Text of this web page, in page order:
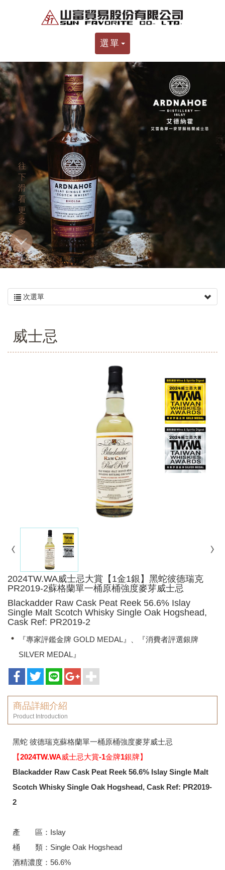
選單
往
下
滑
看
更
多
次選單
威士忌
2024TW.WA威士忌大賞【1金1銀】黑蛇彼德瑞克
PR2019-2蘇格蘭單一桶原桶強度麥芽威士忌
Blackadder Raw Cask Peat Reek 56.6% Islay
Single Malt Scotch Whisky Single Oak Hogshead,
Cask Ref: PR2019-2
『專家評鑑金牌 GOLD MEDAL』、『消費者評選銀牌
SILVER MEDAL』
商品詳細介紹
Product Introduction
黑蛇 彼德瑞克蘇格蘭單一桶原桶強度麥芽威士忌
【2024TW.WA威士忌大賞-1金牌1銀牌】
Blackadder Raw Cask Peat Reek 56.6% Islay Single Malt
Scotch Whisky Single Oak Hogshead, Cask Ref: PR2019-
2
產 區：Islay
桶 類：Single Oak Hogshead
酒精濃度：56.6%